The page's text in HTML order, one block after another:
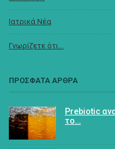
Ιατρικά Νέα
Γνωρίζετε ότι...
ΠΡΟΣΦΑΤΑ ΑΡΘΡΑ
Prebiotic
το…